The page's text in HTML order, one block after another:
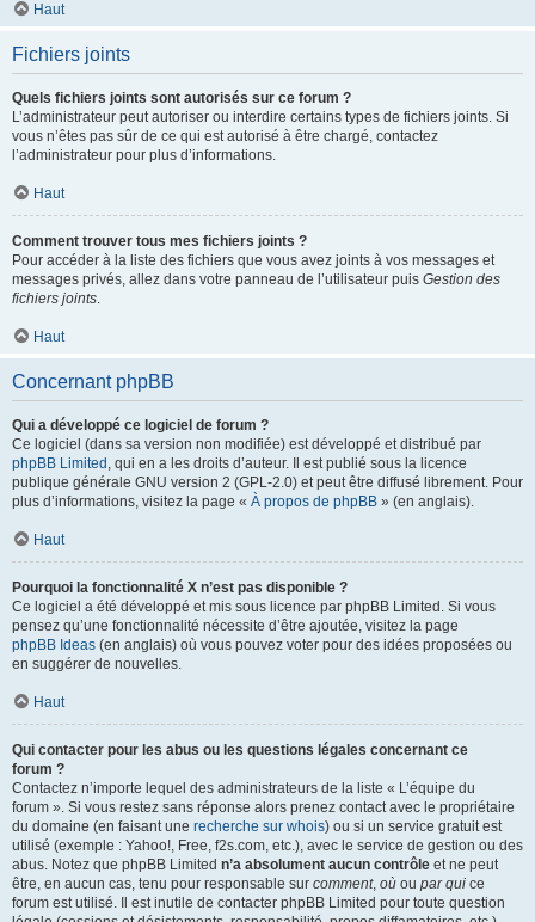
Haut
Fichiers joints
Quels fichiers joints sont autorisés sur ce forum ?
L’administrateur peut autoriser ou interdire certains types de fichiers joints. Si
vous n’êtes pas sûr de ce qui est autorisé à être chargé, contactez
l’administrateur pour plus d’informations.
Haut
Comment trouver tous mes fichiers joints ?
Pour accéder à la liste des fichiers que vous avez joints à vos messages et
messages privés, allez dans votre panneau de l’utilisateur puis Gestion des
fichiers joints.
Haut
Concernant phpBB
Qui a développé ce logiciel de forum ?
Ce logiciel (dans sa version non modifiée) est développé et distribué par
phpBB Limited , qui en a les droits d’auteur. Il est publié sous la licence
publique générale GNU version 2 (GPL-2.0) et peut être diffusé librement. Pour
plus d’informations, visitez la page « À propos de phpBB » (en anglais).
Haut
Pourquoi la fonctionnalité X n’est pas disponible ?
Ce logiciel a été développé et mis sous licence par phpBB Limited. Si vous
pensez qu’une fonctionnalité nécessite d’être ajoutée, visitez la page
phpBB Ideas (en anglais) où vous pouvez voter pour des idées proposées ou
en suggérer de nouvelles.
Haut
Qui contacter pour les abus ou les questions légales concernant ce
forum ?
Contactez n’importe lequel des administrateurs de la liste « L’équipe du
forum ». Si vous restez sans réponse alors prenez contact avec le propriétaire
du domaine (en faisant une recherche sur whois) ou si un service gratuit est
utilisé (exemple : Yahoo!, Free, f2s.com, etc.), avec le service de gestion ou des
abus. Notez que phpBB Limited n’a absolument aucun contrôle et ne peut
être, en aucun cas, tenu pour responsable sur comment, où ou par qui ce
forum est utilisé. Il est inutile de contacter phpBB Limited pour toute question